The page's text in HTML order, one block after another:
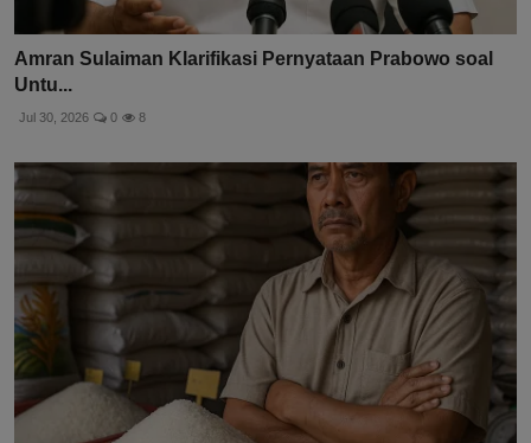
Amran Sulaiman Klarifikasi Pernyataan Prabowo soal
Untu...
Jul 30, 2026 0 8